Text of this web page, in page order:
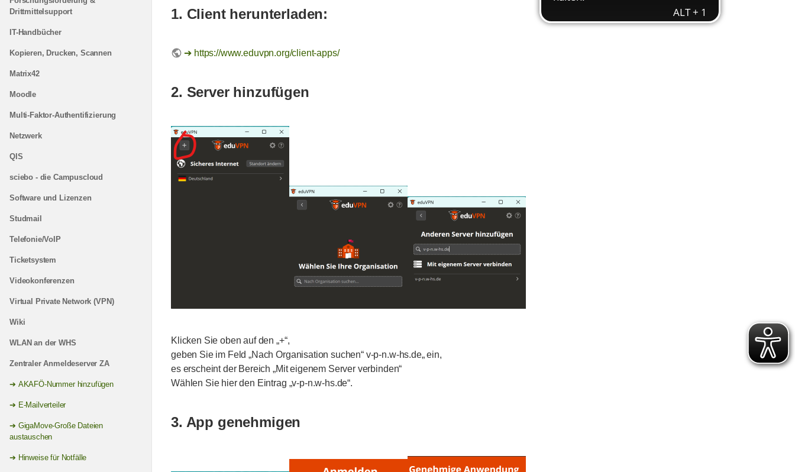
Drittmittelsupport
IT-Handbücher
Kopieren, Drucken, Scannen
Matrix42
Moodle
Multi-Faktor-Authentifizierung
Netzwerk
QIS
sciebo - die Campuscloud
Software und Lizenzen
Studmail
Telefonie/VoIP
Ticketsystem
Videokonferenzen
Virtual Private Network (VPN)
Wiki
WLAN an der WHS
Zentraler Anmeldeserver ZA
AKAFÖ-Nummer hinzufügen
E-Mailverteiler
GigaMove-Große Dateien
austauschen
Hinweise für Notfälle
1. Client herunterladen:
https://www.eduvpn.org/client-apps/
2. Server hinzufügen
Klicken Sie oben auf den „+“,
geben Sie im Feld „Nach Organisation suchen“ v-p-n.w-hs.de„ ein,
es erscheint der Bereich „Mit eigenem Server verbinden“
Wählen Sie hier den Eintrag „v-p-n.w-hs.de“.
3. App genehmigen